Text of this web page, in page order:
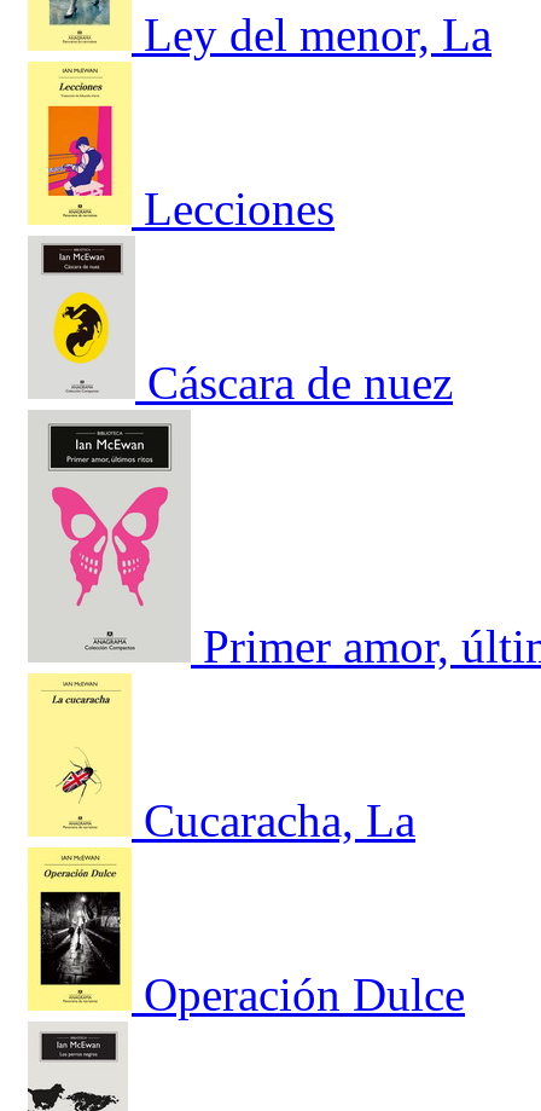
Ley del menor, La
Lecciones
Cáscara de nuez
Primer amor,
Cucaracha, La
Operación Dulce